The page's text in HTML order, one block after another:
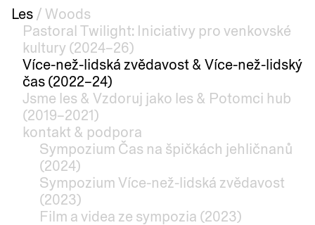
Les / Woods
Pastoral Twilight: Iniciativy pro venkovské
kultury (2024–26)
Více-než-lidská zvědavost & Více-než-lidský
čas (2022–24)
Jsme les & Vzdoruj jako les & Potomci hub
(2019–2021)
kontakt & podpora
Sympozium Čas na špičkách jehličnanů
(2024)
Sympozium Více-než-lidská zvědavost
(2023)
Film a videa ze sympozia (2023)